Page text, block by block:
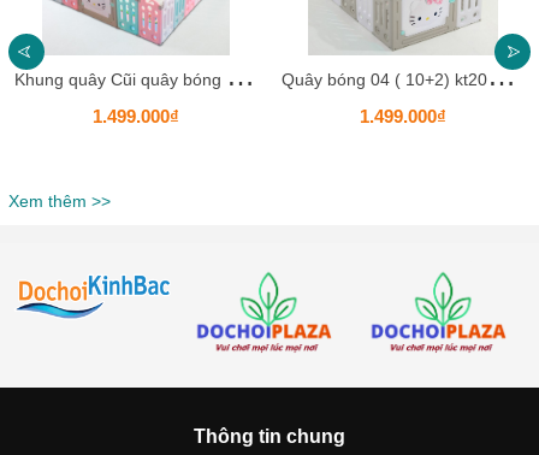
K
hung quây Cũi quây bóng mèo kitty KBKTK03 Cao cấp cho bé bằng nhựa HDPE
1.499.000₫
Q
uây bóng 04 ( 10+2) kt201 HKCQB9
1.499.000₫
Xem thêm >>
Thông tin chung